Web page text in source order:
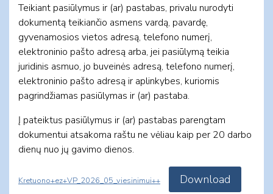
Teikiant pasiūlymus ir (ar) pastabas, privalu nurodyti
dokumentą teikiančio asmens vardą, pavardę,
gyvenamosios vietos adresą, telefono numerį,
elektroninio pašto adresą arba, jei pasiūlymą teikia
juridinis asmuo, jo buveinės adresą, telefono numerį,
elektroninio pašto adresą ir aplinkybes, kuriomis
pagrindžiamas pasiūlymas ir (ar) pastaba.
Į pateiktus pasiūlymus ir (ar) pastabas parengtam
dokumentui atsakoma raštu ne vėliau kaip per 20 darbo
dienų nuo jų gavimo dienos.
Kretuono+ez+VP_2026_05_viesinimui++ Download